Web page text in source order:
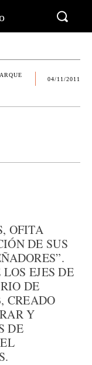
04/11/2011
OFITA
DE SUS
EJES DE
DE
CREADO
Y
DE